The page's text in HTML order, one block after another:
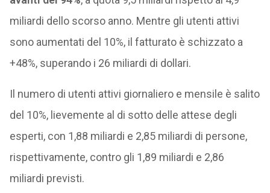
miliardi dello scorso anno. Mentre gli utenti attivi
sono aumentati del 10%, il fatturato è schizzato a
+48%, superando i 26 miliardi di dollari.
Il numero di utenti attivi giornaliero e mensile è salito
del 10%, lievemente al di sotto delle attese degli
esperti, con 1,88 miliardi e 2,85 miliardi di persone,
rispettivamente, contro gli 1,89 miliardi e 2,86
miliardi previsti.